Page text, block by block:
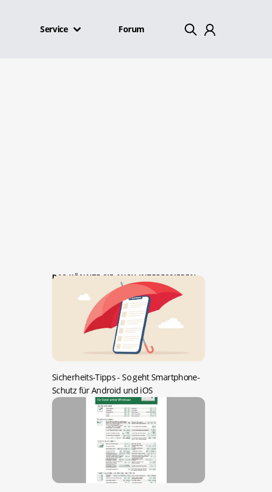
Service Forum
DAS KÖNNTE SIE AUCH INTERESSIEREN:
Sicherheits-Tipps -So geht Smartphone-
Schutz für Android und iOS